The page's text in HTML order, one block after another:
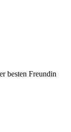
besten Freundin